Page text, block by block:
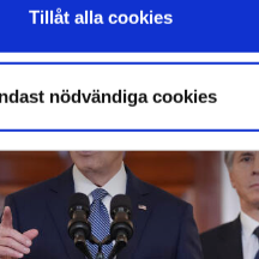
Tillåt alla cookies
nödvändiga cookies